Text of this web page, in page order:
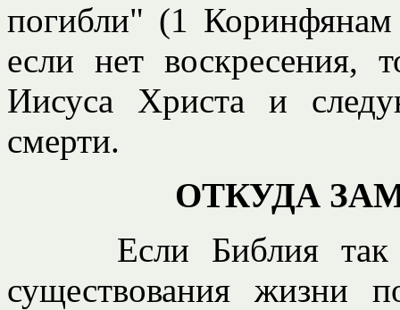
погибли" (1 Коринфянам
если нет воскресения,
Иисуса Христа и
смерти.
ОТКУДА
Если Библия так
существования жизни